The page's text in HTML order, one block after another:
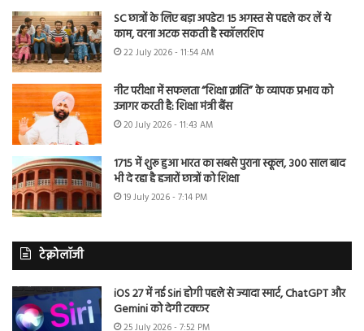
SC छात्रों के लिए बड़ा अपडेट! 15 अगस्त से पहले कर लें ये
काम, वरना अटक सकती है स्कॉलरशिप
22 July 2026 - 11:54 AM
नीट परीक्षा में सफलता “शिक्षा क्रांति” के व्यापक प्रभाव को
उजागर करती है: शिक्षा मंत्री बैंस
20 July 2026 - 11:43 AM
1715 में शुरू हुआ भारत का सबसे पुराना स्कूल, 300 साल बाद
भी दे रहा है हजारों छात्रों को शिक्षा
19 July 2026 - 7:14 PM
टेक्नोलॉजी
iOS 27 में नई Siri होगी पहले से ज्यादा स्मार्ट, ChatGPT और
Gemini को देगी टक्कर
25 July 2026 - 7:52 PM